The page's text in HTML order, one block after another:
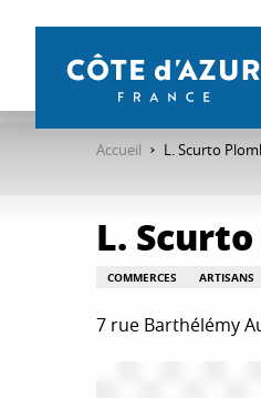
contenu
Accueil L. Scurto
L.
COMMERCES ARTISANS
7 rue Barthélémy